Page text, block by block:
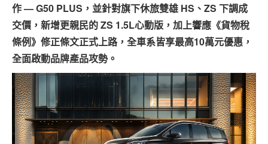
兩輪世界
作 — G50 PLUS，並針對旗下休旅雙雄 HS、ZS 下調成
交價，新增更親民的 ZS 1.5L心動版，加上響應《貨物稅
條例》修正條文正式上路，全車系皆享最高10萬元優惠，
全面啟動品牌產品攻勢。